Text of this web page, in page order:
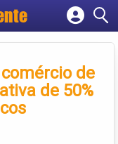
de
de 50%